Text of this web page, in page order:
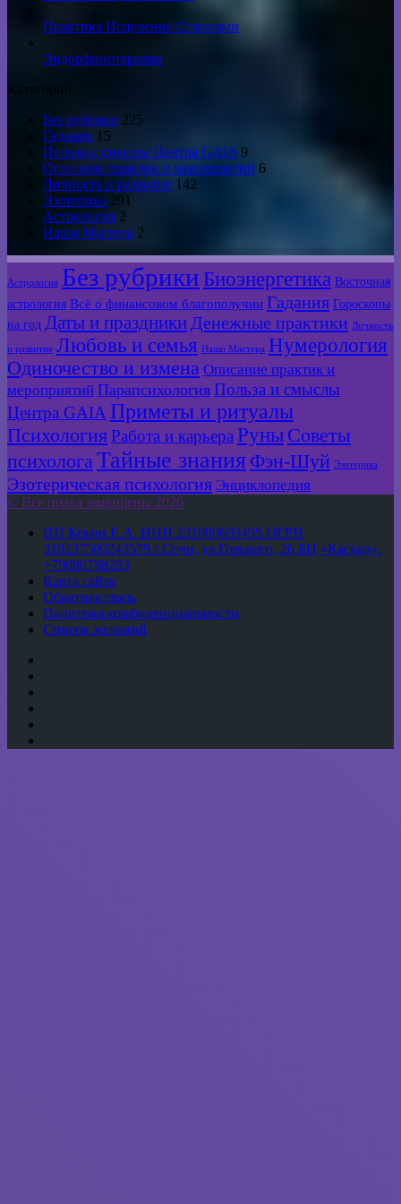
Практика Исцеление Стихиями
Эндорфинотерапия
Категории
Без рубрики 225
Гадания 15
Польза и смыслы Центра GAIA 9
Описание практик и мероприятий 6
Личность и развитие 142
Эзотерика 291
Астрология 2
Наши Мастера 2
Астрология Без рубрики Биоэнергетика Восточная
астрология Всё о финансовом благополучии Гадания Гороскопы
на год Даты и праздники Денежные практики Личность
и развитие Любовь и семья Наши Мастера Нумерология
Одиночество и измена Описание практик и
мероприятий Парапсихология Польза и смыслы
Центра GAIA Приметы и ритуалы
ПсихологияРабота и карьера Руны Советы
психологаТайные знания Фэн-Шуй Эзотерика
Эзотерическая психология Энциклопедия
© Все права защищены 2026
ИП Кекин Е.А. ИНН 231900603495 ОГРН
319237500243579 г.Сочи, ул.Горького, 26 БЦ «Каскад».
+79086788293
Карта сайта
Обратная связь
Политика конфиденциальности
Список желаний